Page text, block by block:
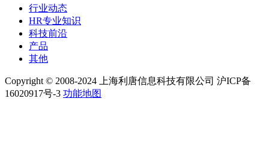
行业动态
HR专业知识
科技前沿
产品
其他
Copyright © 2008-2024 上海利唐信息科技有限公司 沪ICP备
16020917号-3 功能地图